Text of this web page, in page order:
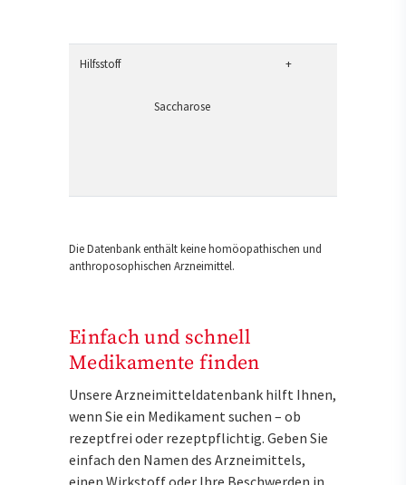
Hilfsstoff
Saccharose
+
Die Datenbank enthält keine homöopathischen und
anthroposophischen Arzneimittel.
Einfach und schnell
Medikamente finden
Unsere Arzneimitteldatenbank hilft Ihnen,
wenn Sie ein Medikament suchen – ob
rezeptfrei oder rezeptpflichtig. Geben Sie
einfach den Namen des Arzneimittels,
einen Wirkstoff oder Ihre Beschwerden in